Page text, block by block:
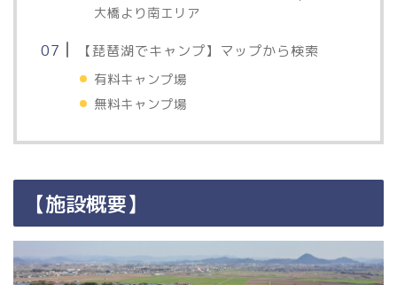
大橋より南エリア
【琵琶湖でキャンプ】マップから検索
有料キャンプ場
無料キャンプ場
【施設概要】